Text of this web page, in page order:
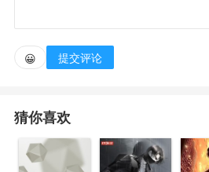
那一年，古董热才刚刚兴起。
那一年，地皮还很便宜。
那一年，光刻机好像还有机会入场
那一年，白月光、邻家小妹才
😀 提交评论
猜你喜欢